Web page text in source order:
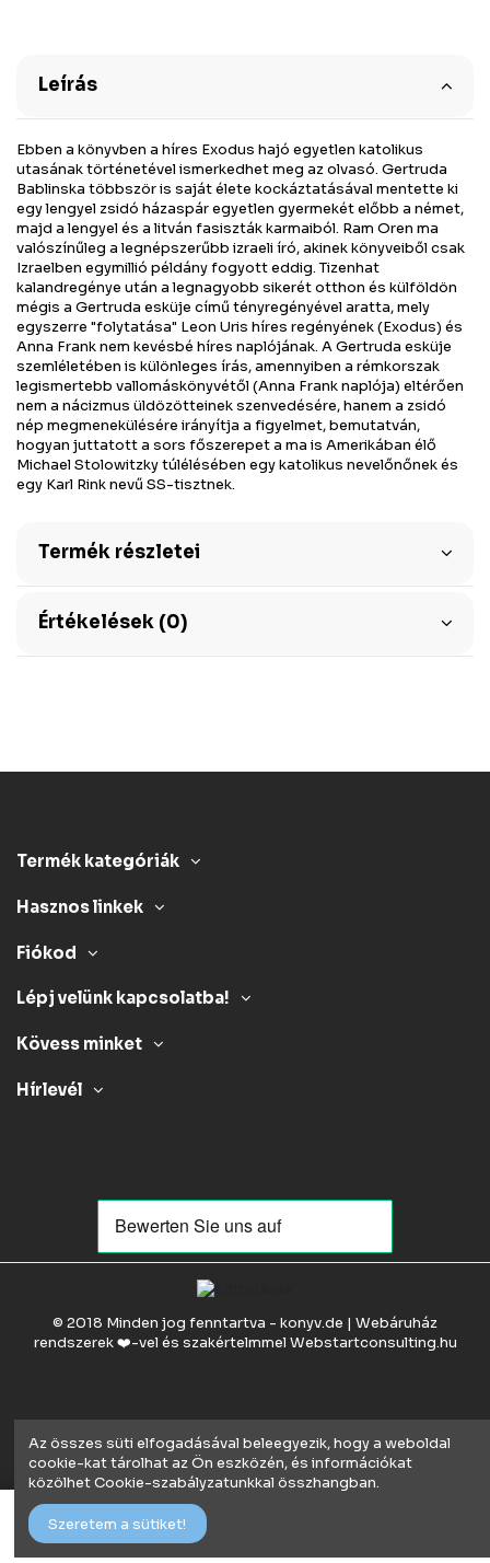
Leírás
Ebben a könyvben a híres Exodus hajó egyetlen katolikus
utasának történetével ismerkedhet meg az olvasó. Gertruda
Bablinska többször is saját élete kockáztatásával mentette ki
egy lengyel zsidó házaspár egyetlen gyermekét előbb a német,
majd a lengyel és a litván fasiszták karmaiból. Ram Oren ma
valószínűleg a legnépszerűbb izraeli író, akinek könyveiből csak
Izraelben egymillió példány fogyott eddig. Tizenhat
kalandregénye után a legnagyobb sikerét otthon és külföldön
mégis a Gertruda esküje című tényregényével aratta, mely
egyszerre "folytatása" Leon Uris híres regényének (Exodus) és
Anna Frank nem kevésbé híres naplójának. A Gertruda esküje
szemléletében is különleges írás, amennyiben a rémkorszak
legismertebb vallomáskönyvétől (Anna Frank naplója) eltérően
nem a nácizmus üldözötteinek szenvedésére, hanem a zsidó
nép megmenekülésére irányítja a figyelmet, bemutatván,
hogyan juttatott a sors főszerepet a ma is Amerikában élő
Michael Stolowitzky túlélésében egy katolikus nevelőnőnek és
egy Karl Rink nevű SS-tisztnek.
Termék részletei
Értékelések (0)
Termék kategóriák
Hasznos linkek
Fiókod
Lépj velünk kapcsolatba!
Kövess minket
Hírlevél
© 2018 Minden jog fenntartva - konyv.de | Webáruház
rendszerek ❤️-vel és szakértelmmel Webstartconsulting.hu
Az összes süti elfogadásával beleegyezik, hogy a weboldal
cookie-kat tárolhat az Ön eszközén, és információkat
közölhet Cookie-szabályzatunkkal összhangban.
Szeretem a sütiket!